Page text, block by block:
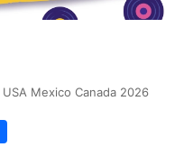
Mexico Canada 2026